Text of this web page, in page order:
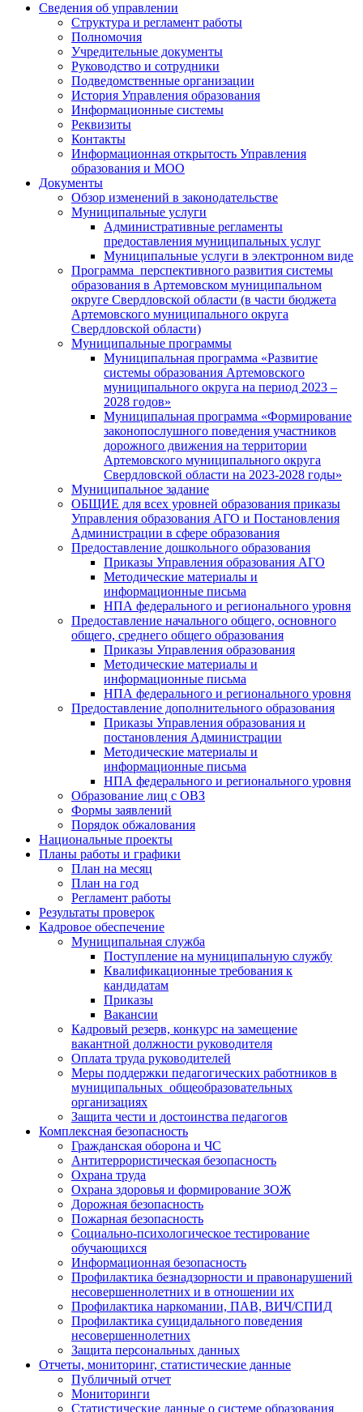
Сведения об управлении
Структура и регламент работы
Полномочия
Учредительные документы
Руководство и сотрудники
Подведомственные организации
История Управления образования
Информационные системы
Реквизиты
Контакты
Информационная открытость Управления
образования и МОО
Документы
Обзор изменений в законодательстве
Муниципальные услуги
Административные регламенты
предоставления муниципальных услуг
Муниципальные услуги в электронном виде
Программа перспективного развития системы
образования в Артемовском муниципальном
округе Свердловской области (в части бюджета
Артемовского муниципального округа
Свердловской области)
Муниципальные программы
Муниципальная программа «Развитие
системы образования Артемовского
муниципального округа на период 2023 –
2028 годов»
Муниципальная программа «Формирование
законопослушного поведения участников
дорожного движения на территории
Артемовского муниципального округа
Свердловской области на 2023-2028 годы»
Муниципальное задание
ОБЩИЕ для всех уровней образования приказы
Управления образования АГО и Постановления
Администрации в сфере образования
Предоставление дошкольного образования
Приказы Управления образования АГО
Методические материалы и
информационные письма
НПА федерального и регионального уровня
Предоставление начального общего, основного
общего, среднего общего образования
Приказы Управления образования
Методические материалы и
информационные письма
НПА федерального и регионального уровня
Предоставление дополнительного образования
Приказы Управления образования и
постановления Администрации
Методические материалы и
информационные письма
НПА федерального и регионального уровня
Образование лиц с ОВЗ
Формы заявлений
Порядок обжалования
Национальные проекты
Планы работы и графики
План на месяц
План на год
Регламент работы
Результаты проверок
Кадровое обеспечение
Муниципальная служба
Поступление на муниципальную службу
Квалификационные требования к
кандидатам
Приказы
Вакансии
Кадровый резерв, конкурс на замещение
вакантной должности руководителя
Оплата труда руководителей
Меры поддержки педагогических работников в
муниципальных общеобразовательных
организациях
Защита чести и достоинства педагогов
Комплексная безопасность
Гражданская оборона и ЧС
Антитеррористическая безопасность
Охрана труда
Охрана здоровья и формирование ЗОЖ
Дорожная безопасность
Пожарная безопасность
Социально-психологическое тестирование
обучающихся
Информационная безопасность
Профилактика безнадзорности и правонарушений
несовершеннолетних и в отношении их
Профилактика наркомании, ПАВ, ВИЧ/СПИД
Профилактика суицидального поведения
несовершеннолетних
Защита персональных данных
Отчеты, мониторинг, статистические данные
Публичный отчет
Мониторинги
Статистические данные о системе образования